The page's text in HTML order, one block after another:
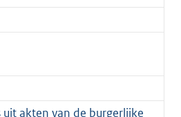
akten van de burgerlijke